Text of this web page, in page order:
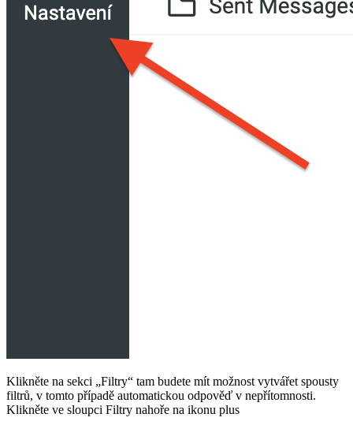
Klikněte na sekci „Filtry“ tam budete mít možnost vytvářet spousty
filtrů, v tomto případě automatickou odpověď v nepřítomnosti.
Klikněte ve sloupci Filtry nahoře na ikonu plus